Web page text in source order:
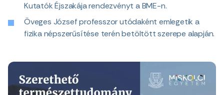
Kutatók Éjszakája rendezvényt a BME-n.
Öveges József professzor utódaként emlegetik a
fizika népszerűsítése terén betöltött szerepe alapján.